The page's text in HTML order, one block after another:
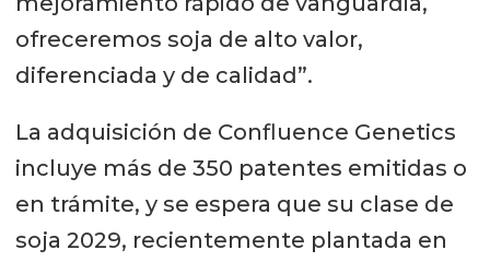
ofreceremos soja de alto valor,
diferenciada y de calidad”.
La adquisición de Confluence Genetics
incluye más de 350 patentes emitidas o
en trámite, y se espera que su clase de
soja 2029, recientemente plantada en